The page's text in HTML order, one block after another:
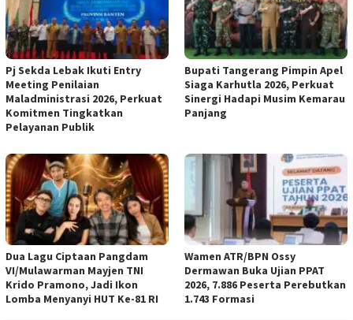
Pj Sekda Lebak Ikuti Entry
Meeting Penilaian
Maladministrasi 2026, Perkuat
Komitmen Tingkatkan
Pelayanan Publik
Bupati Tangerang Pimpin Apel
Siaga Karhutla 2026, Perkuat
Sinergi Hadapi Musim Kemarau
Panjang
Dua Lagu Ciptaan Pangdam
VI/Mulawarman Mayjen TNI
Krido Pramono, Jadi Ikon
Lomba Menyanyi HUT Ke-81 RI
Wamen ATR/BPN Ossy
Dermawan Buka Ujian PPAT
2026, 7.886 Peserta Perebutkan
1.743 Formasi